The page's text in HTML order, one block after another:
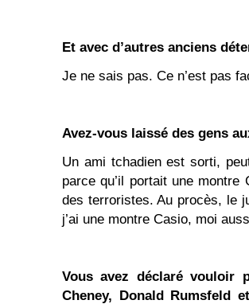
Et avec d’autres anciens
Je ne sais pas. Ce n’est pas
Avez-vous laissé des gens
Un ami tchadien est sorti,
parce qu’il portait une
des terroristes. Au procès, le
j’ai une montre Casio, moi
Vous avez déclaré vouloir
Cheney, Donald Rumsfeld